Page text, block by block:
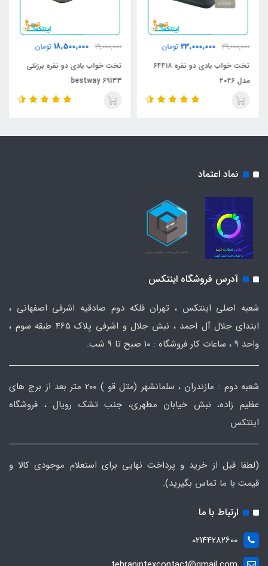
29,000,000
23,000,000 تومان
تخت خواب بادی دو نفره ۶۴۴۱۸
مدل ۲۰۲۶
19,000,000
18,500,000 تومان
تخت خواب بادی دو نفره برزنتی
bestway 69133
نماد اعتماد
آدرس فروشگاه اینتکس
شعبه اصلی اینتکس ، تهران فلکه دوم صادقیه اشرفی اصفهانی ،
ابتدای جلال آل احمد ، نبش جلال و اشرفی پلاک 465 طبقه سوم ،
واحد ۹ ، ساعات کار فروشگاه : ۱۰ صبح تا ۹ شب.
شعبه دوم : مازندران ، سلمانشهر (متل قو ) ۲۰۰ متر بعد از برج های
عظیم زاده، نبش خیابان مطهری، جنب تشک رویال ، فروشگاه
اینتکس
(لطفا قبل از خرید و پرداخت نهایی برای استعلام موجودی کالا و
قیمت با ما تماس بگیرید).
ارتباط با ما
02144282600